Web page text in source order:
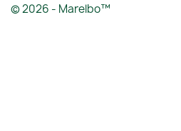
© 2026 - Marelbo™